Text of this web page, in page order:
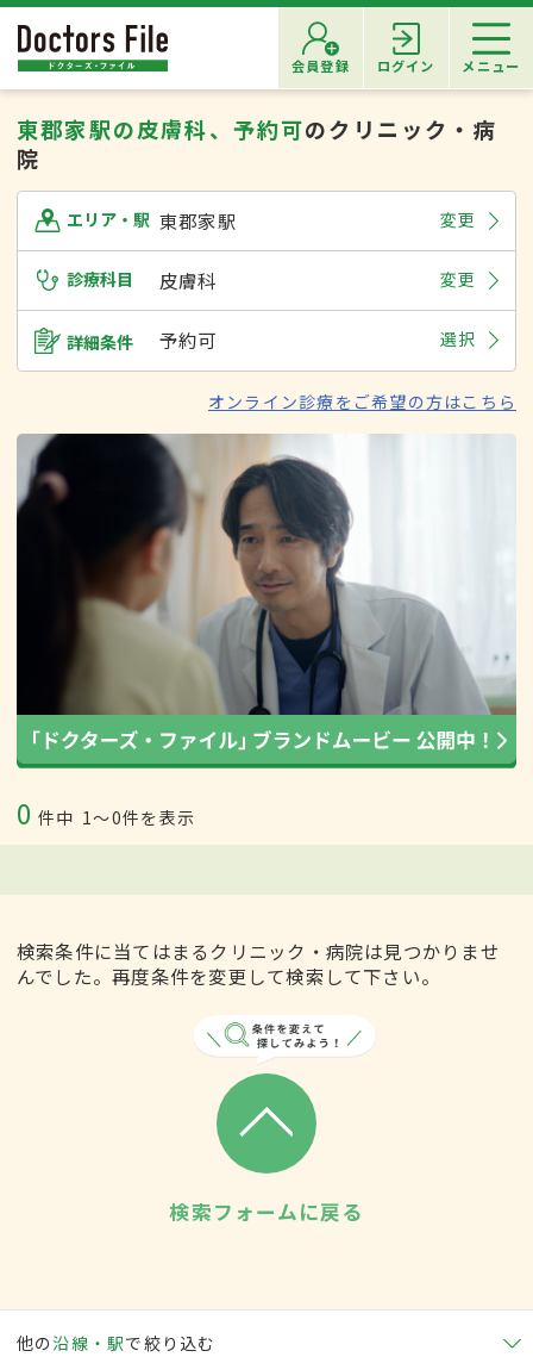
会員登録 ログイン メニュー
東郡家駅の皮膚科、予約可のクリニック・病
院
エリア・駅 東郡家駅 変更
診療科目 皮膚科 変更
詳細条件 予約可 選択
オンライン診療をご希望の方はこちら
0 件中 1〜0件を表示
検索条件に当てはまるクリニック・病院は見つかりませ
んでした。再度条件を変更して検索して下さい。
検索フォームに戻る
他の沿線・駅で絞り込む